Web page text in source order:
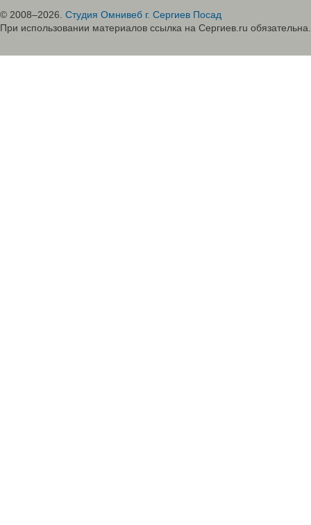
© 2008–2026. Студия Омнивеб г. Сергиев Посад
При использовании материалов ссылка на Сергиев.ru обязательна.